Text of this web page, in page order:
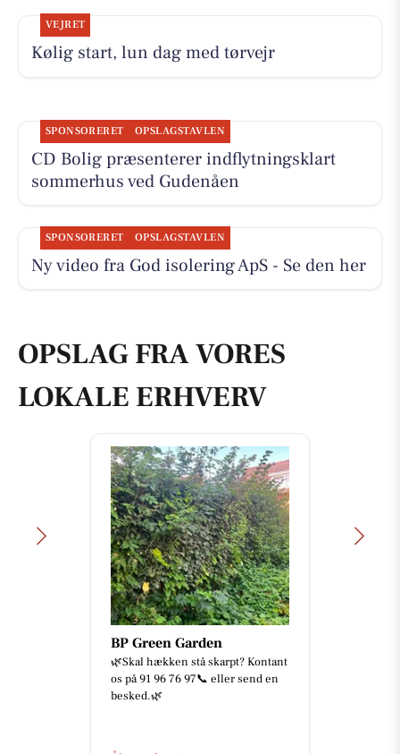
VEJRET
Kølig start, lun dag med tørvejr
SPONSORERET OPSLAGSTAVLEN
CD Bolig præsenterer indflytningsklart
sommerhus ved Gudenåen
SPONSORERET OPSLAGSTAVLEN
Ny video fra God isolering ApS - Se den her
OPSLAG FRA VORES
LOKALE ERHVERV
BP Green Garden
🌿Skal hækken stå skarpt? Kontant
os på 91 96 76 97📞 eller send en
besked.🌿